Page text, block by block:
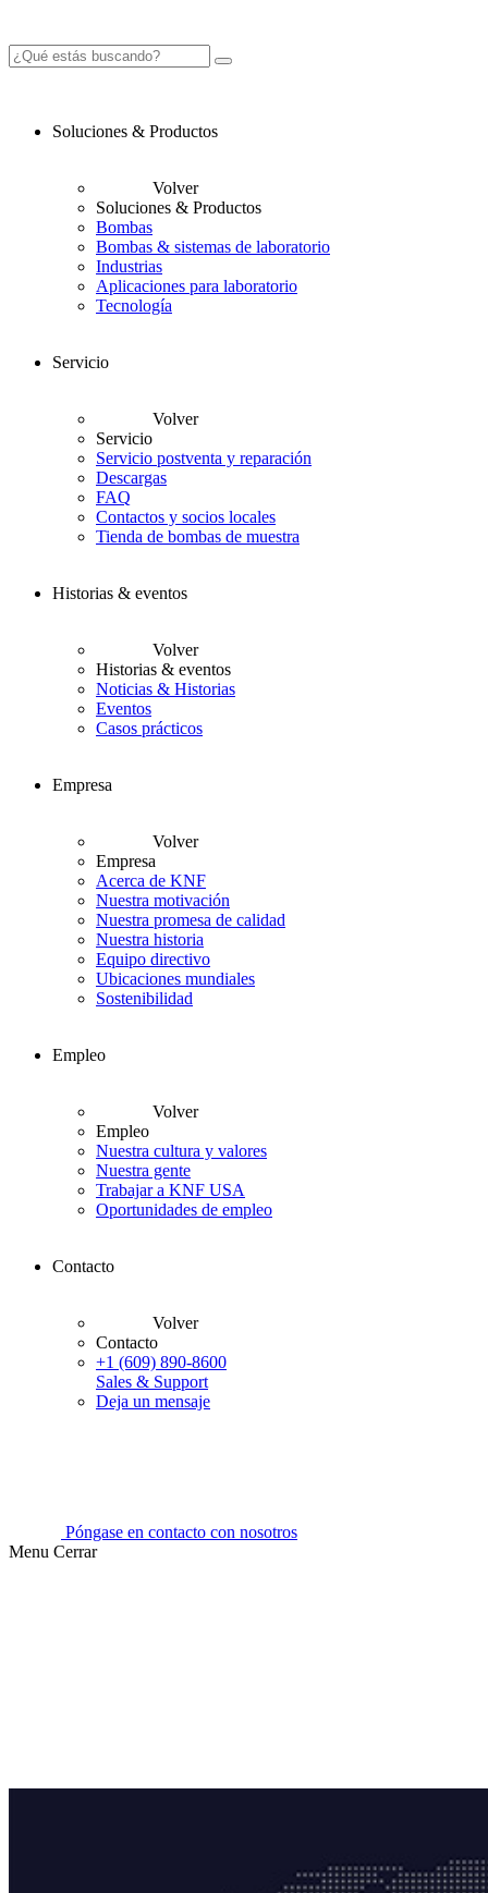
Soluciones & Productos
Volver
Soluciones & Productos
Bombas
Bombas & sistemas de laboratorio
Industrias
Aplicaciones para laboratorio
Tecnología
Servicio
Volver
Servicio
Servicio postventa y reparación
Descargas
FAQ
Contactos y socios locales
Tienda de bombas de muestra
Historias & eventos
Volver
Historias & eventos
Noticias & Historias
Eventos
Casos prácticos
Empresa
Volver
Empresa
Acerca de KNF
Nuestra motivación
Nuestra promesa de calidad
Nuestra historia
Equipo directivo
Ubicaciones mundiales
Sostenibilidad
Empleo
Volver
Empleo
Nuestra cultura y valores
Nuestra gente
Trabajar a KNF USA
Oportunidades de empleo
Contacto
Volver
Contacto
+1 (609) 890-8600
Sales & Support
Deja un mensaje
Póngase en contacto con nosotros
Menu Cerrar